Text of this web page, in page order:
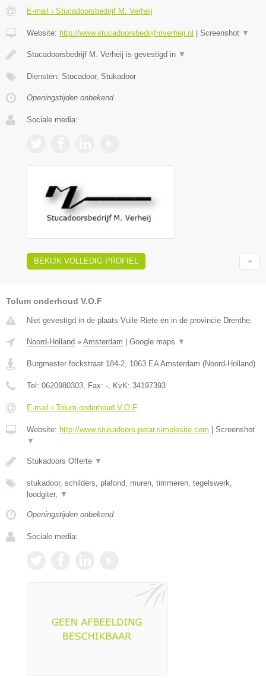
E-mail › Stucadoorsbedrijf M. Verheij
Website: http://www.stucadoorsbedrijfmverheij.nl Screenshot ▼
Stucadoorsbedrijf M. Verheij is gevestigd in ▼
Diensten: Stucadoor, Stukadoor
Openingstijden onbekend
Sociale media:
BEKIJK VOLLEDIG PROFIEL
Tolum onderhoud V.O.F
Niet gevestigd in de plaats Vuile Riete en in de provincie Drenthe.
Noord-Holland » Amsterdam Google maps ▼
Burgmester fockstraat 184-2, 1063 EA Amsterdam (Noord-Holland)
Tel: 0620980303, Fax: -, KvK: 34197393
E-mail › Tolum onderhoud V.O.F
Website: http://www.stukadoors-petar.simplesite.com
Screenshot
▼
Stukadoors Offerte ▼
stukadoor, schilders, plafond, muren, timmeren, tegelswerk,
loodgiter, ▼
Openingstijden onbekend
Sociale media: